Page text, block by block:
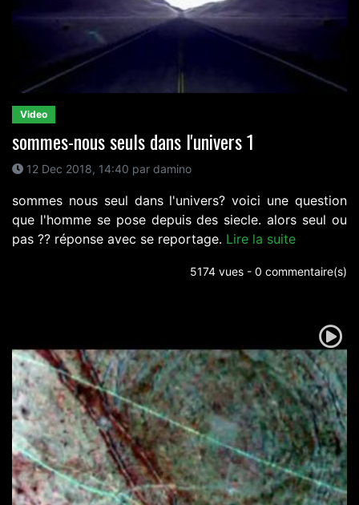
Video
sommes-nous seuls dans l'univers 1
12 Dec 2018, 14:40 par damino
sommes nous seul dans l'univers? voici une question
que l'homme se pose depuis des siecle. alors seul ou
pas ?? réponse avec se reportage. Lire la suite
5174 vues - 0 commentaire(s)